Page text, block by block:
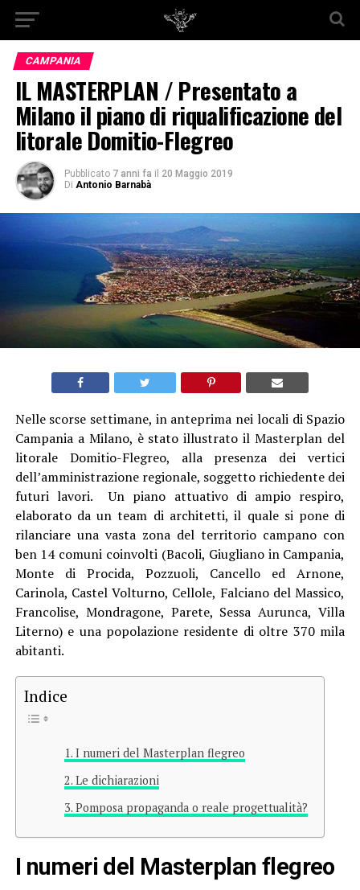
CAMPANIA
IL MASTERPLAN / Presentato a
Milano il piano di riqualificazione del
litorale Domitio-Flegreo
Pubblicato 7 anni fa il 20 Maggio 2019
Di Antonio Barnabà
Nelle scorse settimane, in anteprima nei locali di Spazio
Campania a Milano, è stato illustrato il Masterplan del
litorale Domitio-Flegreo, alla presenza dei vertici
dell’amministrazione regionale, soggetto richiedente dei
futuri lavori. Un piano attuativo di ampio respiro,
elaborato da un team di architetti, il quale si pone di
rilanciare una vasta zona del territorio campano con
ben 14 comuni coinvolti (Bacoli, Giugliano in Campania,
Monte di Procida, Pozzuoli, Cancello ed Arnone,
Carinola, Castel Volturno, Cellole, Falciano del Massico,
Francolise, Mondragone, Parete, Sessa Aurunca, Villa
Literno) e una popolazione residente di oltre 370 mila
abitanti.
Indice
I numeri del Masterplan flegreo
Le dichiarazioni
Pomposa propaganda o reale progettualità?
I numeri del Masterplan flegreo